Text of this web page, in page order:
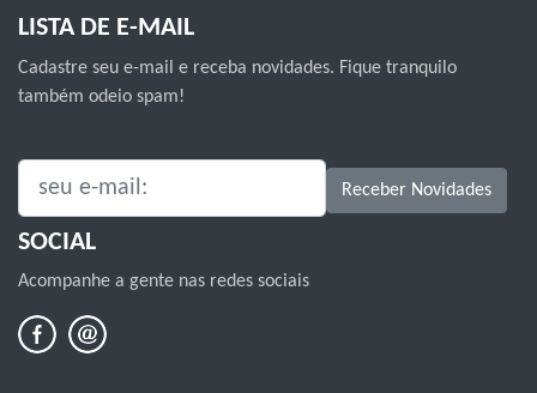
LISTA DE E-MAIL
Cadastre seu e-mail e receba novidades. Fique tranquilo
também odeio spam!
SEU E-MAIL: Receber Novidades
SOCIAL
Acompanhe a gente nas redes sociais